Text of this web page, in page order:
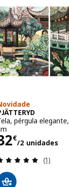
pérgula
€
/2 unidades
(1)